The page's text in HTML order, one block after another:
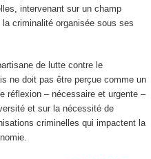
intervenant sur un champ
criminalité organisée sous ses
de lutte contre le
ne doit pas être perçue comme un
réflexion – nécessaire et urgente –
et sur la nécessité de
criminelles qui impactent la